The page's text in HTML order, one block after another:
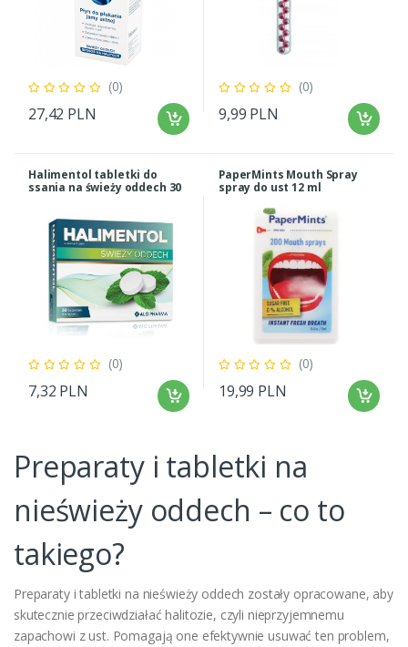
(0)
27,42 PLN
(0)
9,99 PLN
Halimentol tabletki do
ssania na świeży oddech 30
(0)
7,32 PLN
PaperMints Mouth Spray
spray do ust 12 ml
(0)
19,99 PLN
Preparaty i tabletki na
nieświeży oddech – co to
takiego?
Preparaty i tabletki na nieświeży oddech zostały opracowane, aby
skutecznie przeciwdziałać halitozie, czyli nieprzyjemnemu
zapachowi z ust. Pomagają one efektywnie usuwać ten problem,